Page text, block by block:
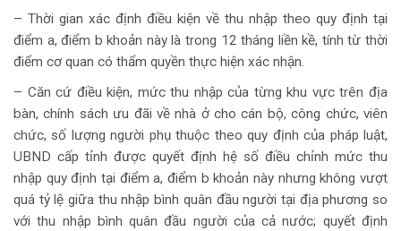
– Thời gian xác định điều kiện về thu nhập theo quy định tại
điểm a, điểm b khoản này là trong 12 tháng liền kề, tính từ thời
điểm cơ quan có thẩm quyền thực hiện xác nhận.
– Căn cứ điều kiện, mức thu nhập của từng khu vực trên địa
bàn, chính sách ưu đãi về nhà ở cho cán bộ, công chức, viên
chức, số lượng người phụ thuộc theo quy định của pháp luật,
UBND cấp tỉnh được quyết định hệ số điều chỉnh mức thu
nhập quy định tại điểm a, điểm b khoản này nhưng không vượt
quá tỷ lệ giữa thu nhập bình quân đầu người tại địa phương so
với thu nhập bình quân đầu người của cả nước; quyết định